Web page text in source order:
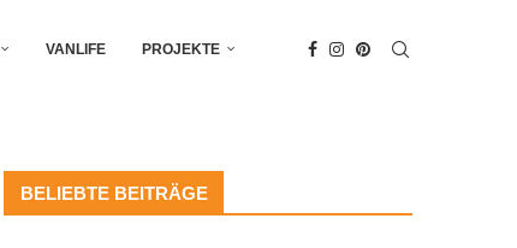
VANLIFE PROJEKTE
BELIEBTE BEITRÄGE